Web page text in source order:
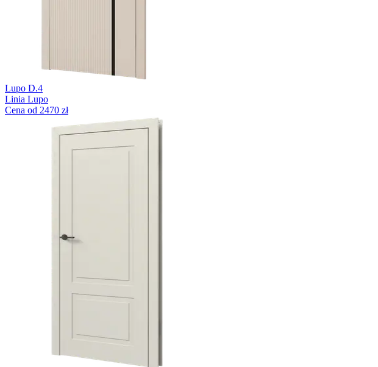
Lupo D.4
Linia Lupo
Cena od 2470 zł